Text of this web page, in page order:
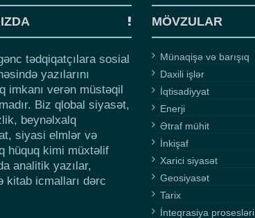
tədqiqatçılara sosial
yazılarını
imkanı verən müstəqil
Biz qlobal siyasət,
beynəlxalq
siyasi elmlər və
hüquq kimi müxtəlif
analitik yazılar,
kitab icmalları dərc
MÖVZULAR
Münaqişə və barışıq
Daxili işlər
İqtisadiyyat
Enerji
Ətraf mühit
İnkişaf
Xarici siyasət
Geosiyasət
Tarix
İnteqrasiya prosesləri